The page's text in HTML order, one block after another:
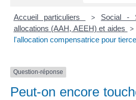
Accueil particuliers > Social -
allocations (AAH, AEEH) et aides
>
l'allocation compensatrice pour
Question-réponse
Peut-on encore